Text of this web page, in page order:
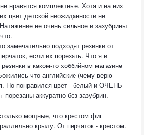
нравятся комплектные. Хотя и на них
цвет детской неожиданности не
не очень сильное и зазубрины
замечательно подходят резинки от
если их порезать. Что я и
в каком-то хоббийном магазине
что английские (чему верю
Но понравился цвет - белый и ОЧЕНЬ
порезаны аккуратно без зазубрин.
мощные, что крестом фиг
крылу. От перчаток - крестом.